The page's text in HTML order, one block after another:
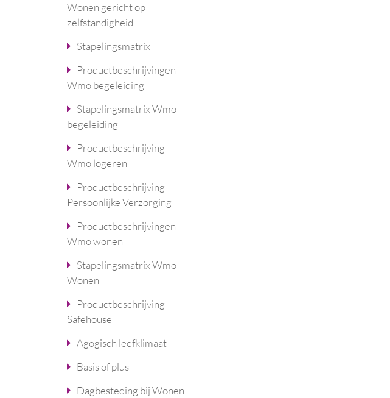
Wonen gericht op
zelfstandigheid
Stapelingsmatrix
Productbeschrijvingen
Wmo begeleiding
Stapelingsmatrix Wmo
begeleiding
Productbeschrijving
Wmo logeren
Productbeschrijving
Persoonlijke Verzorging
Productbeschrijvingen
Wmo wonen
Stapelingsmatrix Wmo
Wonen
Productbeschrijving
Safehouse
Agogisch leefklimaat
Basis of plus
Dagbesteding bij Wonen